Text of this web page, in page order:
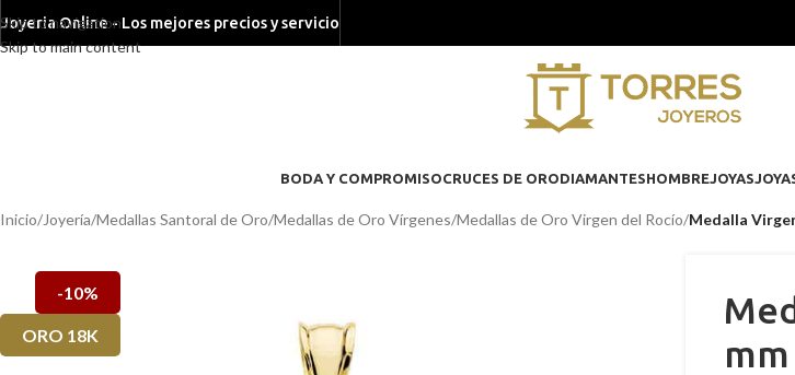
Skip to navigation
Skip to main content
Joyeria Online - Los mejores precios y servicio
BODA Y COMPROMISOCRUCES DE ORODIAMANTESHOMBREJOYAS
Inicio/Joyería/Medallas Santoral de Oro/Medallas de Oro Vírgenes/Medallas de Oro Virgen del Rocío/Medalla
-10%
ORO 18K